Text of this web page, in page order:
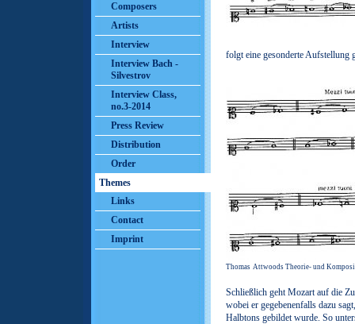
Composers
Artists
Interview
Interview Bach -
Silvestrov
Interview Class,
no.3-2014
Press Review
Distribution
Order
Themes
Links
Contact
Imprint
folgt eine gesonderte Aufstellung
Thomas Attwoods Theorie- und
Schließlich geht Mozart auf die
wobei er gegebenenfalls dazu
Halbtons gebildet wurde. So